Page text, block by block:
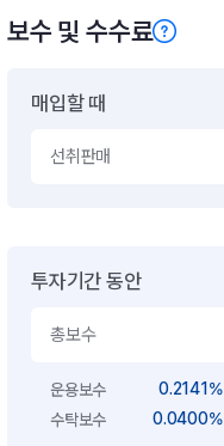
보수 및 수수료
매입할 때
선취판매
투자기간 동안
총보수
운용보수 0.2141%
수탁보수
0.0400%